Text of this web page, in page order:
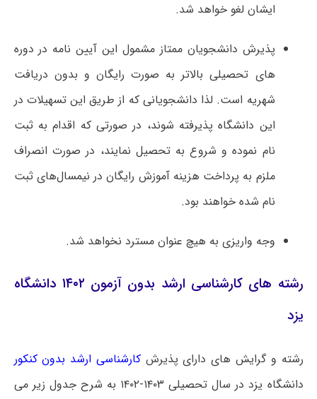
ایشان لغو خواهد شد.
پذیرش دانشجویان ممتاز مشمول این آیین نامه در دوره
های تحصیلی بالاتر به صورت رایگان و بدون دریافت
شهریه است. لذا دانشجویانی که از طریق این تسهیلات در
این دانشگاه پذیرفته شوند، در صورتی که اقدام به ثبت
نام نموده و شروع به تحصیل نمایند، در صورت انصراف
ملزم به پرداخت هزینه آموزش رایگان در نیمسال‌های ثبت
نام شده خواهند بود.
وجه واریزی به هیچ عنوان مسترد نخواهد شد.
رشته های کارشناسی ارشد بدون آزمون ۱۴۰۲ دانشگاه
یزد
رشته و گرایش های دارای پذیرشکارشناسی ارشد بدون کنکور
دانشگاه یزد در سال تحصیلی ۱۴۰۳-۱۴۰۲ به شرح جدول زیر می